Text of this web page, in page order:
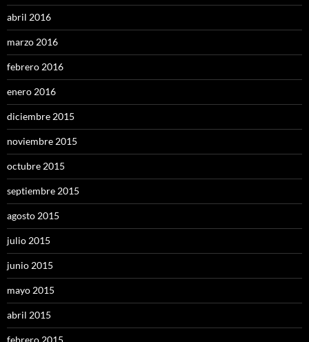
abril 2016
marzo 2016
febrero 2016
enero 2016
diciembre 2015
noviembre 2015
octubre 2015
septiembre 2015
agosto 2015
julio 2015
junio 2015
mayo 2015
abril 2015
febrero 2015